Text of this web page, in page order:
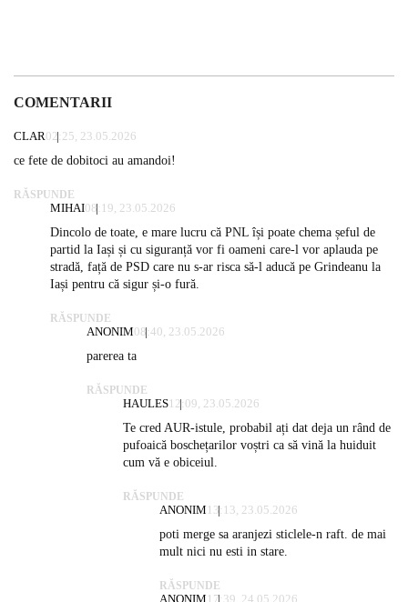
COMENTARII
CLAR02:25, 23.05.2026
ce fete de dobitoci au amandoi!
RĂSPUNDE
MIHAI08:19, 23.05.2026
Dincolo de toate, e mare lucru că PNL își poate chema șeful de
partid la Iași și cu siguranță vor fi oameni care-l vor aplauda pe
stradă, față de PSD care nu s-ar risca să-l aducă pe Grindeanu la
Iași pentru că sigur și-o fură.
RĂSPUNDE
ANONIM08:40, 23.05.2026
parerea ta
RĂSPUNDE
HAULES12:09, 23.05.2026
Te cred AUR-istule, probabil ați dat deja un rând de
pufoaică boschețarilor voștri ca să vină la huiduit
cum vă e obiceiul.
RĂSPUNDE
ANONIM 13:13, 23.05.2026
poti merge sa aranjezi sticlele-n raft. de mai
mult nici nu esti in stare.
RĂSPUNDE
ANONIM 17:39, 24.05.2026